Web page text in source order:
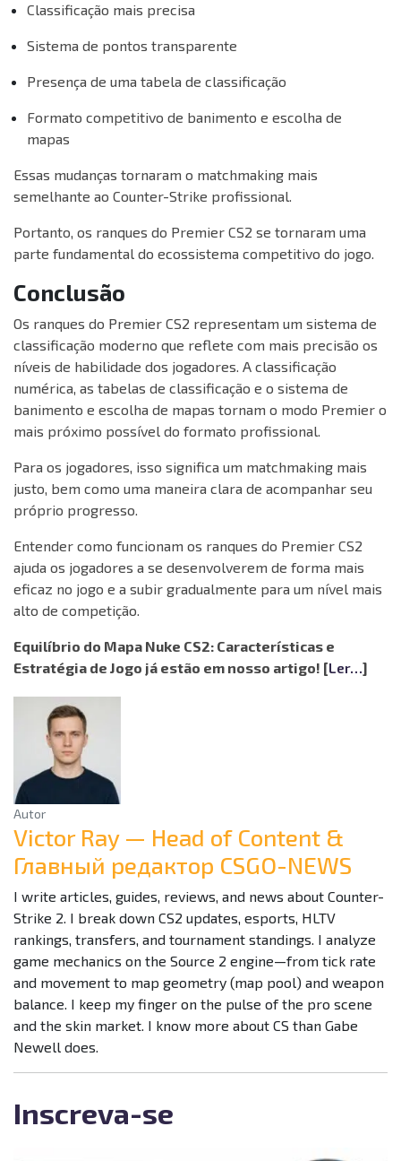
Classificação mais precisa
Sistema de pontos transparente
Presença de uma tabela de classificação
Formato competitivo de banimento e escolha de
mapas
Essas mudanças tornaram o matchmaking mais
semelhante ao Counter-Strike profissional.
Portanto, os ranques do Premier CS2 se tornaram uma
parte fundamental do ecossistema competitivo do jogo.
Conclusão
Os ranques do Premier CS2 representam um sistema de
classificação moderno que reflete com mais precisão os
níveis de habilidade dos jogadores. A classificação
numérica, as tabelas de classificação e o sistema de
banimento e escolha de mapas tornam o modo Premier o
mais próximo possível do formato profissional.
Para os jogadores, isso significa um matchmaking mais
justo, bem como uma maneira clara de acompanhar seu
próprio progresso.
Entender como funcionam os ranques do Premier CS2
ajuda os jogadores a se desenvolverem de forma mais
eficaz no jogo e a subir gradualmente para um nível mais
alto de competição.
Equilíbrio do Mapa Nuke CS2: Características e
Estratégia de Jogo já estão em nosso artigo! [Ler…]
Autor
Victor Ray — Head of Content &
Главный редактор CSGO-NEWS
I write articles, guides, reviews, and news about Counter-
Strike 2. I break down CS2 updates, esports, HLTV
rankings, transfers, and tournament standings. I analyze
game mechanics on the Source 2 engine—from tick rate
and movement to map geometry (map pool) and weapon
balance. I keep my finger on the pulse of the pro scene
and the skin market. I know more about CS than Gabe
Newell does.
Inscreva-se